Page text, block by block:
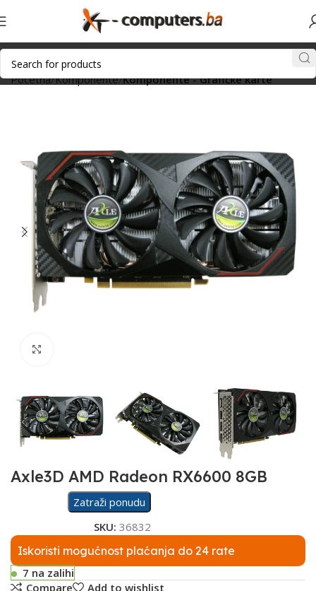
Početna Komponente Komponente - Grafičke karte
Axle3D AMD Radeon RX6600 8GB
Zatraži ponudu
SKU: 36832
Iskoristi mogućnost plaćanja do 24 rate
7 na zalihi
Compare
Add to wishlist